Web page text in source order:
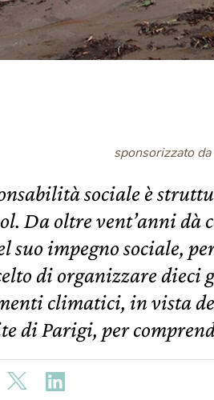
sponsorizzato da
sociale è
Da oltre vent’anni dà
impegno sociale,
di organizzare dieci
climatici, in vista
di Parigi, per